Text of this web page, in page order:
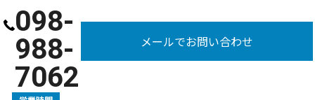
098-
988-
7062
メールでお問い合わせ